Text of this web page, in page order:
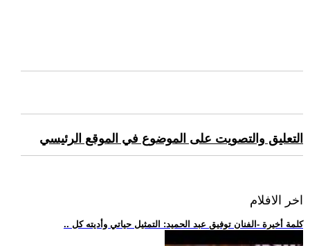
التعليق والتصويت على الموضوع في الموقع الرئيسي
اخر الافلام
.. كلمة أخيرة -الفنان توفيق عبد الحميد: التمثيل حياتي وأديته كل